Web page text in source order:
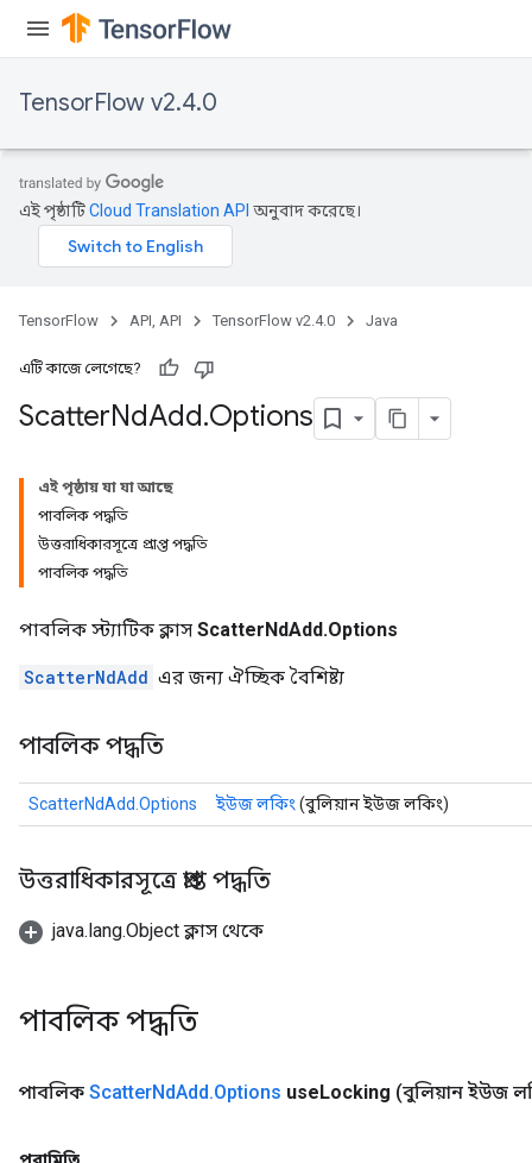
TensorFlow v2.4.0
এই পৃষ্ঠাটিCloud Translation API অনুবাদ করেছে।
TensorFlow API, API TensorFlow v2.4.0 Java
এটি কাজে লেগেছে?
ScatterNdAdd.Options
এই পৃষ্ঠায় যা যা আছে
পাবলিক পদ্ধতি
উত্তরাধিকারসূত্রে প্রাপ্ত পদ্ধতি
পাবলিক পদ্ধতি
পাবলিক স্ট্যাটিক ক্লাস ScatterNdAdd.Options
ScatterNdAdd এর জন্য ঐচ্ছিক বৈশিষ্ট্য
পাবলিক পদ্ধতি
ScatterNdAdd.Options ইউজ লকিং (বুলিয়ান ইউজ লকিং)
উত্তরাধিকারসূত্রে প্রাপ্ত পদ্ধতি
java.lang.Object ক্লাস থেকে
পাবলিক পদ্ধতি
পাবলিক ScatterNdAdd.Options useLocking (বুলিয়ান ইউজ